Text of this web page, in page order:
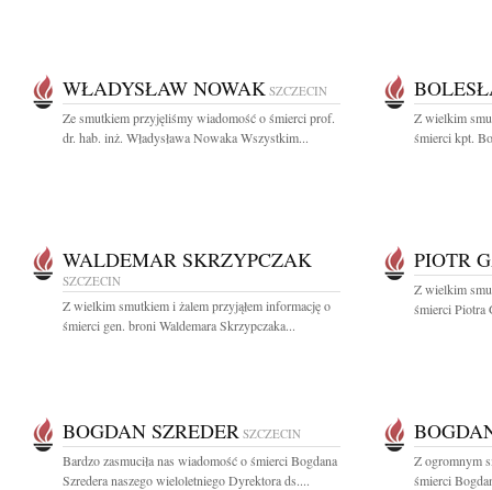
WŁADYSŁAW NOWAK SZCZECIN
Ze smutkiem przyjęliśmy wiadomość o śmierci prof.
dr. hab. inż. Władysława Nowaka Wszystkim...
Z wielkim
śmierci kpt.
WALDEMAR SKRZYPCZAK
SZCZECIN
Z wielkim smutkiem i żalem przyjąłem informację o
śmierci gen. broni Waldemara Skrzypczaka...
PIOTR
Z wielkim
śmierci Piotra
BOGDAN SZREDER SZCZECIN
Bardzo zasmuciła nas wiadomość o śmierci Bogdana
Szredera naszego wieloletniego Dyrektora ds....
Z ogromnym
śmierci